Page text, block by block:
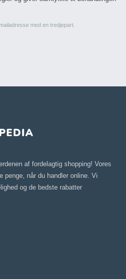
med en tredjepart.
af fordelagtig shopping! Vores
når du handler online. Vi
og de bedste rabatter